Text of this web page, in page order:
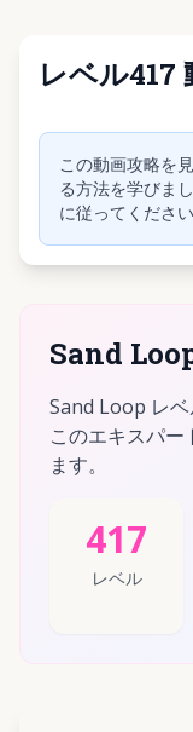
レベル417
この動画攻略を
る方法を学びま
に従ってください
Sand
Sand Loop レベ
このエキスパ
ます。
417
レベル